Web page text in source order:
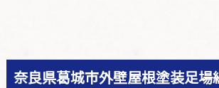
奈良県葛城市外壁屋根塗装足場